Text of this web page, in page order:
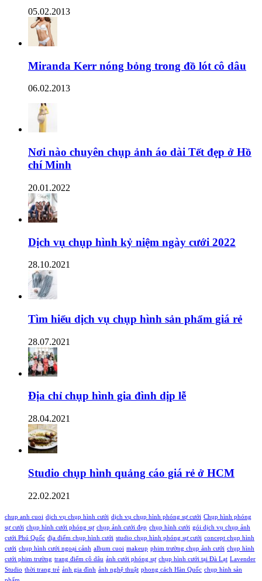
05.02.2013
Miranda Kerr nóng bỏng trong đồ lót cô dâu
06.02.2013
Nơi nào chuyên chụp ảnh áo dài Tết đẹp ở Hồ
chí Minh
20.01.2022
Dịch vụ chụp hình kỷ niệm ngày cưới 2022
28.10.2021
Tìm hiểu dịch vụ chụp hình sản phẩm giá rẻ
28.07.2021
Địa chỉ chụp hình gia đình dịp lễ
28.04.2021
Studio chụp hình quảng cáo giá rẻ ở HCM
22.02.2021
chup anh cuoi dịch vụ chụp hình cưới dịch vụ chụp hình phóng sự cưới Chụp hình phóng
sự cưới chụp hình cưới phóng sự chụp ảnh cưới đẹp chụp hình cưới gói dịch vụ chụp ảnh
cưới Phú Quốc địa điểm chụp hình cưới studio chụp hình phóng sự cưới concept chụp hình
cưới chụp hình cưới ngoại cảnh album cuoi makeup phim trường chụp ảnh cưới chụp hình
cưới phim trường trang điểm cô dâu ảnh cưới phóng sự chụp hình cưới tại Đà Lạt Lavender
Studio thời trang trẻ ảnh gia đình ảnh nghệ thuật phong cách Hàn Quốc chụp hình sản